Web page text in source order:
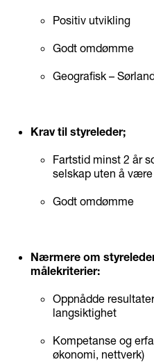
Positiv utvikling
Godt omdømme
Geografisk –
Krav til styreleder;
Fartstid minst 2 år
selskap uten å
Godt omdømme
Nærmere om
målekriterier:
Oppnådde
langsiktighet
Kompetanse og
økonomi, nettverk)